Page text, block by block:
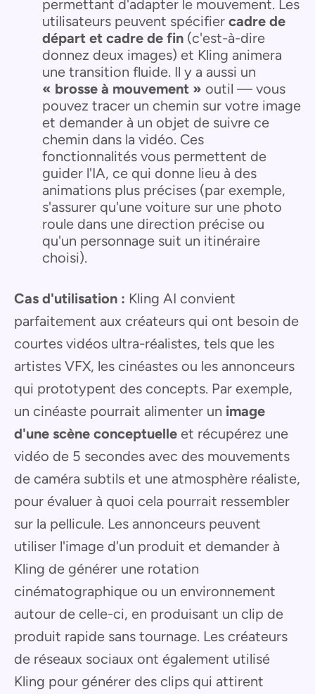
permettant d'adapter le mouvement. Les
utilisateurs peuvent spécifier cadre de
départ et cadre de fin (c'est-à-dire
donnez deux images) et Kling animera
une transition fluide. Il y a aussi un
« brosse à mouvement » outil — vous
pouvez tracer un chemin sur votre image
et demander à un objet de suivre ce
chemin dans la vidéo. Ces
fonctionnalités vous permettent de
guider l'IA, ce qui donne lieu à des
animations plus précises (par exemple,
s'assurer qu'une voiture sur une photo
roule dans une direction précise ou
qu'un personnage suit un itinéraire
choisi).
Cas d'utilisation : Kling AI convient
parfaitement aux créateurs qui ont besoin de
courtes vidéos ultra-réalistes, tels que les
artistes VFX, les cinéastes ou les annonceurs
qui prototypent des concepts. Par exemple,
un cinéaste pourrait alimenter un image
d'une scène conceptuelle et récupérez une
vidéo de 5 secondes avec des mouvements
de caméra subtils et une atmosphère réaliste,
pour évaluer à quoi cela pourrait ressembler
sur la pellicule. Les annonceurs peuvent
utiliser l'image d'un produit et demander à
Kling de générer une rotation
cinématographique ou un environnement
autour de celle-ci, en produisant un clip de
produit rapide sans tournage. Les créateurs
de réseaux sociaux ont également utilisé
Kling pour générer des clips qui attirent